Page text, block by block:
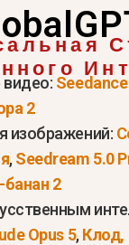
видео:
2
изображений:
,Seedream 5.0
2
Opus 5,Клод,